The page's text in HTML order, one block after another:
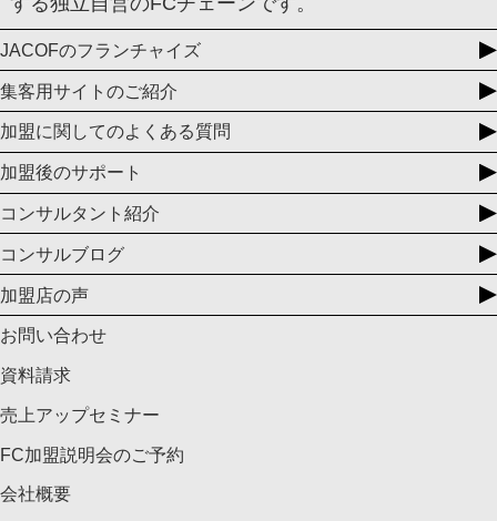
JACOFのフランチャイズ
集客用サイトのご紹介
加盟に関してのよくある質問
加盟後のサポート
コンサルタント紹介
コンサルブログ
加盟店の声
お問い合わせ
資料請求
売上アップセミナー
FC加盟説明会のご予約
会社概要